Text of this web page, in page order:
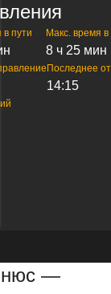
пути Макс. время в
8 ч 25 мин
Последнее
14:15
—